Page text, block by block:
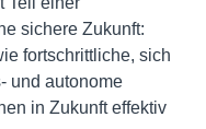
sichere Zukunft:
fortschrittliche, sich
und autonome
in Zukunft effektiv